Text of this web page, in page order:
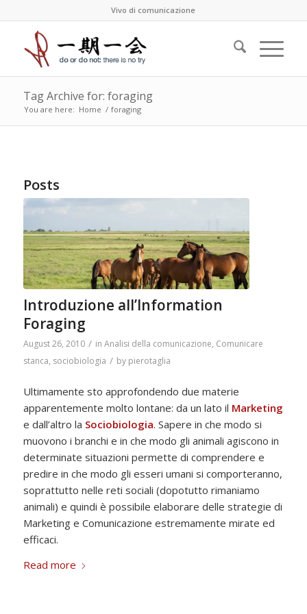
Vivo di comunicazione
Tag Archive for: foraging
You are here: Home / foraging
Posts
Introduzione all’Information
Foraging
August 26, 2010 / in Analisi della comunicazione, Comunicare
stanca, sociobiologia / by pierotaglia
Ultimamente sto approfondendo due materie
apparentemente molto lontane: da un lato il Marketing
e dall’altro la Sociobiologia. Sapere in che modo si
muovono i branchi e in che modo gli animali agiscono in
determinate situazioni permette di comprendere e
predire in che modo gli esseri umani si comporteranno,
soprattutto nelle reti sociali (dopotutto rimaniamo
animali) e quindi è possibile elaborare delle strategie di
Marketing e Comunicazione estremamente mirate ed
efficaci.
Read more